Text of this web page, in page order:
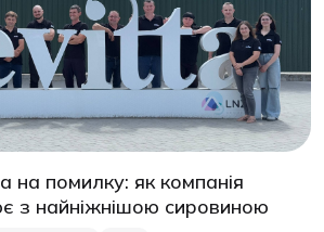
на помилку: як компанія
з найніжнішою сировиною